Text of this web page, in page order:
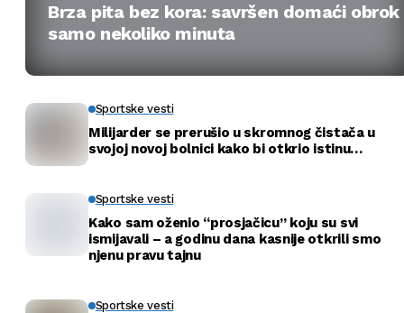
Brza pita bez kora: savršen domaći obrok
samo nekoliko minuta
Sportske vesti
Milijarder se prerušio u skromnog čistača u
svojoj novoj bolnici kako bi otkrio istinu…
Sportske vesti
Kako sam oženio “prosjačicu” koju su svi
ismijavali – a godinu dana kasnije otkrili smo
njenu pravu tajnu
Sportske vesti